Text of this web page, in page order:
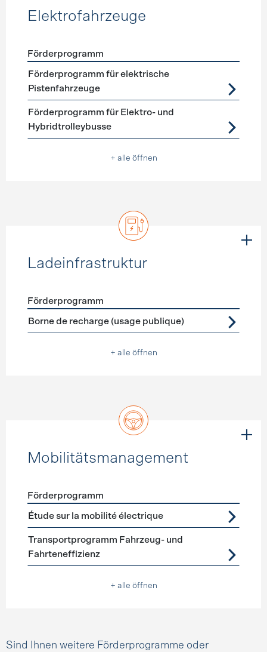
Elektrofahrzeuge
Förderprogramme Elektrofahrzeuge
Förderprogramm
Förderprogramm für elektrische
Pistenfahrzeuge
Förderprogramm für Elektro- und
Hybridtrolleybusse
+ alle öffnen
Ladeinfrastruktur
Förderprogramme Ladeinfrastruktur
Förderprogramm
Borne de recharge (usage publique)
+ alle öffnen
Mobilitätsmanagement
Förderprogramme Mobilitätsmanagement
Förderprogramm
Étude sur la mobilité électrique
Transportprogramm Fahrzeug- und
Fahrteneffizienz
+ alle öffnen
Sind Ihnen weitere Förderprogramme oder